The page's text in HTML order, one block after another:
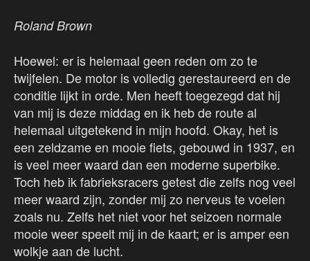
Roland Brown
Hoewel: er is helemaal geen reden om zo te
twijfelen. De motor is volledig gerestaureerd en de
conditie lijkt in orde. Men heeft toegezegd dat hij
van mij is deze middag en ik heb de route al
helemaal uitgetekend in mijn hoofd. Okay, het is
een zeldzame en mooie fiets, gebouwd in 1937, en
is veel meer waard dan een moderne superbike.
Toch heb ik fabrieksracers getest die zelfs nog veel
meer waard zijn, zonder mij zo nerveus te voelen
zoals nu. Zelfs het niet voor het seizoen normale
mooie weer speelt mij in de kaart; er is amper een
wolkje aan de lucht.